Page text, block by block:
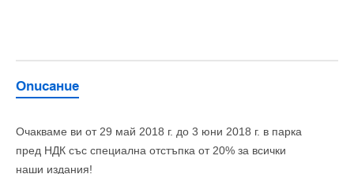
Описание
Очакваме ви от 29 май 2018 г. до 3 юни 2018 г. в парка
пред НДК със специална отстъпка от 20% за всички
наши издания!